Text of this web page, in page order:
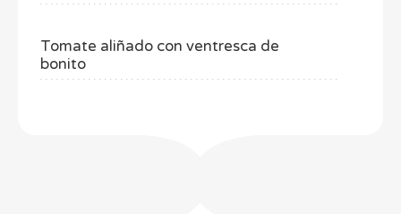
Tomate aliñado con ventresca de
bonito